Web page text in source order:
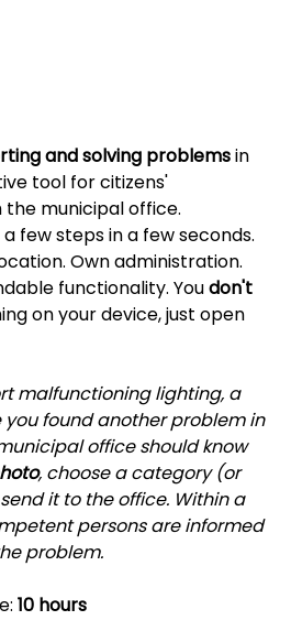
and solving problemsin
tool for citizens'
municipal office.
few steps in a few seconds.
Own administration.
functionality. Youdon't
on your device, just open
malfunctioning lighting, a
found another problem in
office should know
, choose a category (or
it to the office. Within a
persons are informed
problem.
10 hours